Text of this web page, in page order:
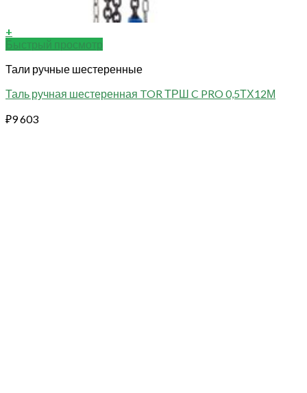
+
Быстрый просмотр
Тали ручные шестеренные
Таль ручная шестеренная TOR ТРШ C PRO 0,5ТХ12М
₽9 603